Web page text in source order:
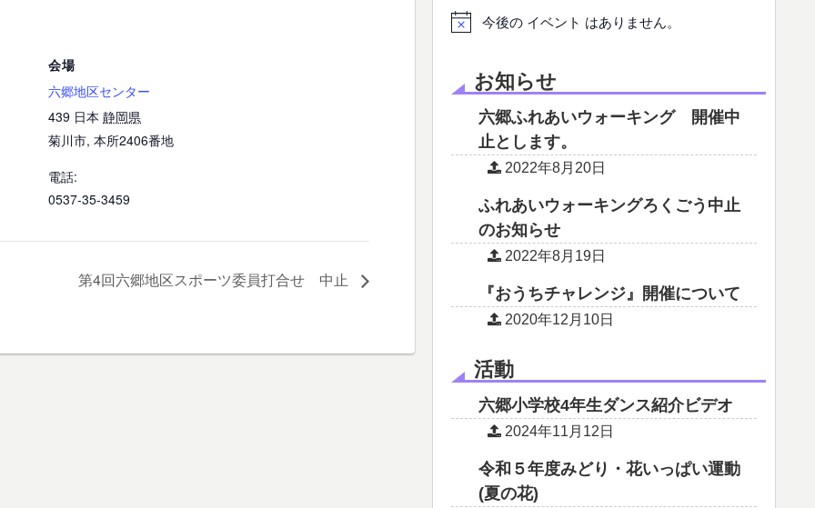
会場
六郷地区センター
439 日本 静岡県
菊川市, 本所2406番地
電話:
0537-35-3459
第4回六郷地区スポーツ委員打合せ 中止
今後の イベント はありません。
お知らせ
六郷ふれあいウォーキング 開催中
止とします。
2022年8月20日
ふれあいウォーキングろくごう中止
のお知らせ
2022年8月19日
『おうちチャレンジ』開催について
2020年12月10日
活動
六郷小学校4年生ダンス紹介ビデオ
2024年11月12日
令和５年度みどり・花いっぱい運動
(夏の花)